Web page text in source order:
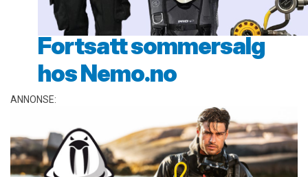
Fortsatt sommersalg
hos Nemo.no
ANNONSE: